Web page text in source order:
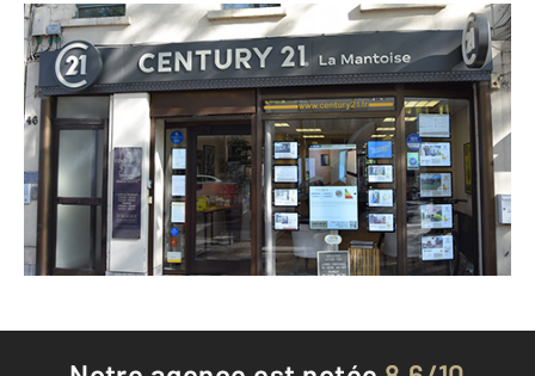
CENTURY 21 La Mantoise
46 avenue de la République
MANTES LA JOLIE - 78200
Envoyer un message
Téléphoner à l'agence